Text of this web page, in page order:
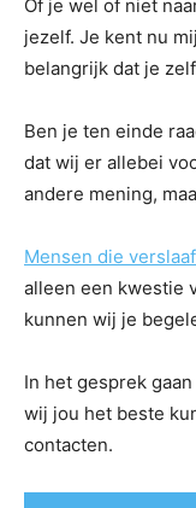
Of je wel of niet
jezelf. Je kent nu
belangrijk dat je
Ben je ten einde
dat wij er allebei
andere mening,
Mensen die
alleen een kwestie
kunnen wij je
In het gesprek
wij jou het beste
contacten.